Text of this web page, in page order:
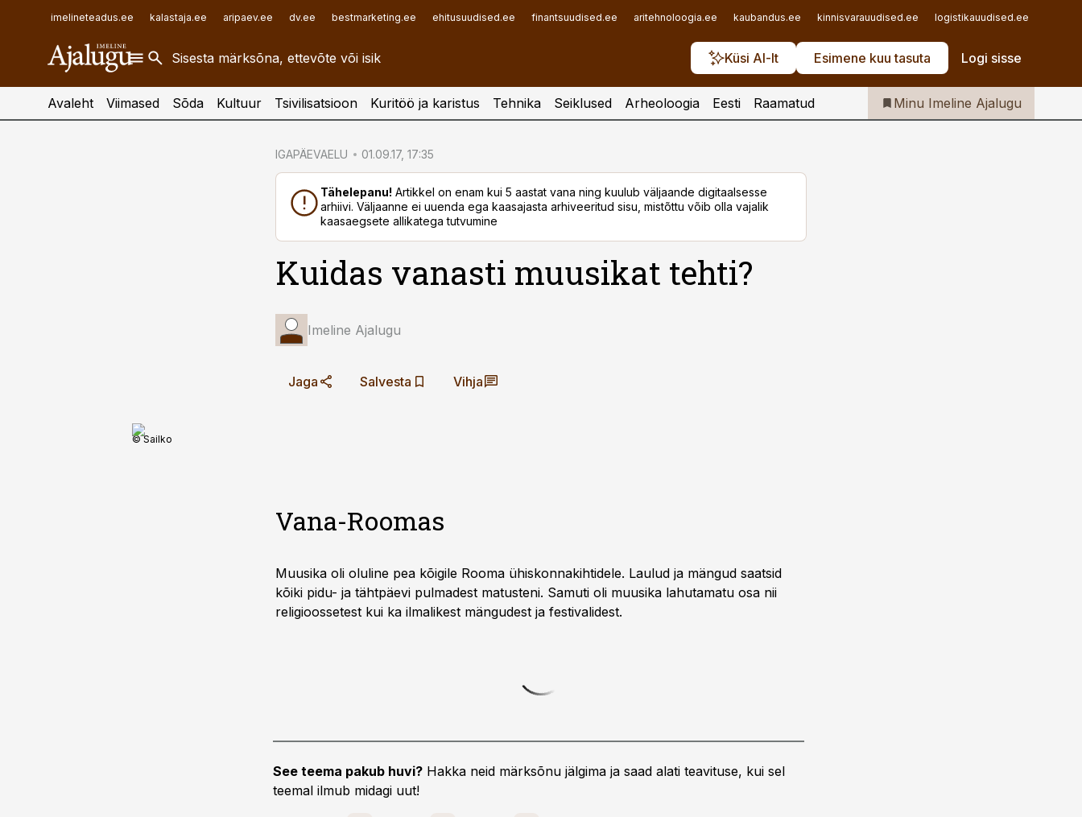
imelineteadus.ee kalastaja.ee aripaev.ee dv.ee bestmarketing.ee ehitusuudised.ee finantsuudised.ee aritehnoloogia.ee kaubandus.ee kinnisvarauudised.ee logistikauudised.ee
Küsi AI-lt Esimene kuu tasuta Logi sisse
finantsuudised.ee
aritehnoloogia.ee
toostusuudised.ee
Iseteenindus
Telli Imeline Ajalugu
Avaleht Viimased Sõda Kultuur Tsivilisatsioon Kuritöö ja karistus Tehnika Seiklused Arheoloogia Eesti Raamatud Minu Imeline Ajalugu
IGAPÄEVAELU 01.09.17, 17:35
Tähelepanu! Artikkel on enam kui 5 aastat vana ning kuulub väljaande digitaalsesse
arhiivi. Väljaanne ei uuenda ega kaasajasta arhiveeritud sisu, mistõttu võib olla vajalik
kaasaegsete allikatega tutvumine
Kuidas vanasti muusikat tehti?
Imeline Ajalugu
Jaga Salvesta Vihja
© Sailko
Vana-Roomas
Muusika oli oluline pea kõigile Rooma ühiskonnakihtidele. Laulud ja mängud saatsid
kõiki pidu- ja täht­päevi pulmadest matusteni. Samuti oli muusika lahutamatu osa nii
religioossetest kui ka ilmalikest mängudest ja festivalidest.
See teema pakub huvi? Hakka neid märksõnu jälgima ja saad alati teavituse, kui sel
teemal ilmub midagi uut!